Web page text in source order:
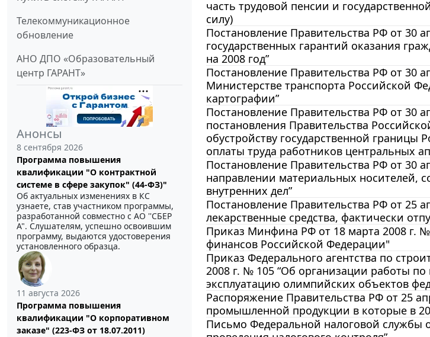
Телекоммуникационное
обновление
АНО ДПО «Образовательный
центр ГАРАНТ»
Анонсы
8 сентября 2026
Программа повышения
квалификации "О контрактной
системе в сфере закупок" (44-ФЗ)"
Об актуальных изменениях в КС
узнаете, став участником программы,
разработанной совместно с АО ''СБЕР
А". Слушателям, успешно освоившим
программу, выдаются удостоверения
установленного образца.
11 августа 2026
Программа повышения
квалификации "О корпоративном
заказе" (223-ФЗ от 18.07.2011)
часть трудовой пенсии и
силу)
Постановление Правительства РФ от 30
государственных гарантий оказания
на 2008 год”
Постановление Правительства РФ от 30
Министерстве транспорта Российской
картографии”
Постановление Правительства РФ от 30
постановления Правительства
обустройству государственной
оплаты труда работников центральных
Постановление Правительства РФ от 30
направлении материальных носителей,
внутренних дел”
Постановление Правительства РФ от 25
лекарственные средства, фактически
Приказ Минфина РФ от 18 марта 2008 г.
финансов Российской Федерации"
Приказ Федерального агентства по
2008 г. № 105 “Об организации работы
эксплуатацию олимпийских объектов
Распоряжение Правительства РФ от 25
промышленной продукции в которые в
Письмо Федеральной налоговой службы